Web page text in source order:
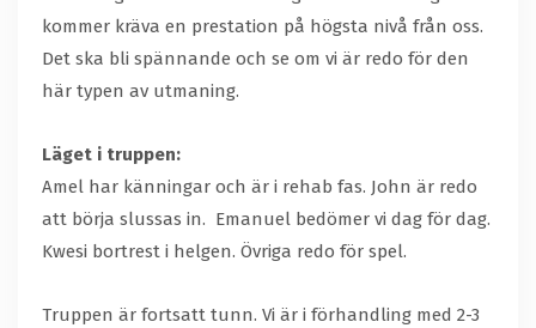
kommer kräva en prestation på högsta nivå från oss.
Det ska bli spännande och se om vi är redo för den
här typen av utmaning.
Läget i truppen:
Amel har känningar och är i rehab fas. John är redo
att börja slussas in. Emanuel bedömer vi dag för dag.
Kwesi bortrest i helgen. Övriga redo för spel.
Truppen är fortsatt tunn. Vi är i förhandling med 2-3